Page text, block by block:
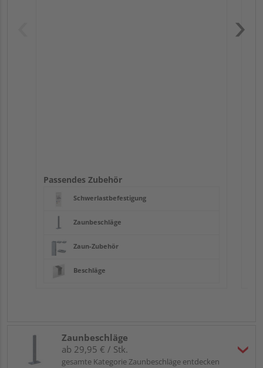
Passendes Zubehör
Schwerlastbefestigung
Zaunbeschläge
Zaun-Zubehör
Beschläge
Zaunbeschläge
ab 29,95 € / Stk.
gesamte Kategorie Zaunbeschläge entdecken